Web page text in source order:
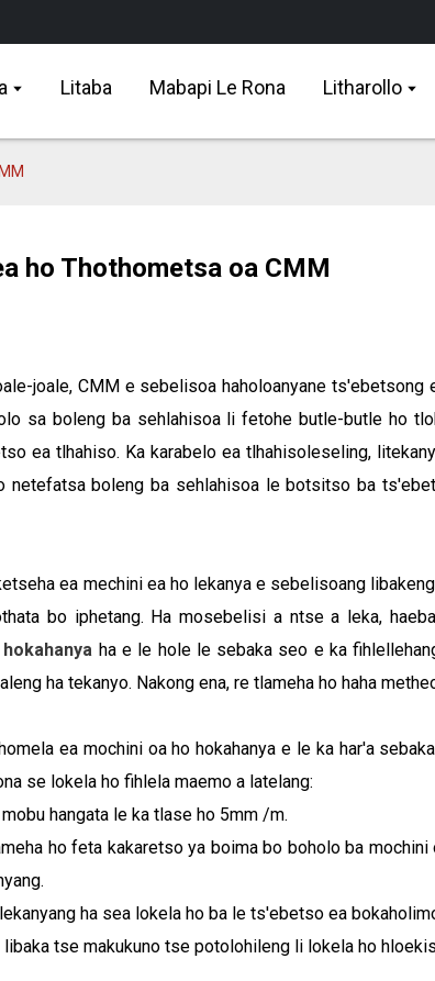
Litaba Mabapi Le Rona Litharollo
ho Thothometsa oa CMM
joale, CMM e sebelisoa haholoanyane ts'ebetsong
sa boleng ba sehlahisoa li fetohe butle-butle ho
ea tlhahiso. Ka karabelo ea tlhahisoleseling,
netefatsa boleng ba sehlahisoa le botsitso ba
ea mechini ea ho lekanya e sebelisoang
bo iphetang. Ha mosebelisi a ntse a leka,
ha e le hole le sebaka seo e ka
ha tekanyo. Nakong ena, re tlameha ho haha
ea mochini oa ho hokahanya e le ka har'a
se lokela ho fihlela maemo a latelang:
hangata le ka tlase ho 5mm /m.
ho feta kakaretso ya boima bo boholo ba
ha sea lokela ho ba le ts'ebetso ea
tse makukuno tse potolohileng li lokela ho